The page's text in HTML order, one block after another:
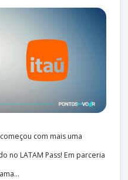
com mais uma
no LATAM Pass! Em parceria